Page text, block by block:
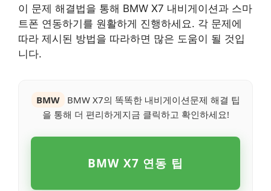
이 문제 해결법을 통해 BMW X7 내비게이션과 스마
트폰 연동하기를 원활하게 진행하세요. 각 문제에
따라 제시된 방법을 따라하면 많은 도움이 될 것입
니다.
BMW
BMW X7의 똑똑한 내비게이션문제 해결 팁
을 통해 더 편리하게지금 클릭하고 확인하세요!
BMW X7 연동 팁